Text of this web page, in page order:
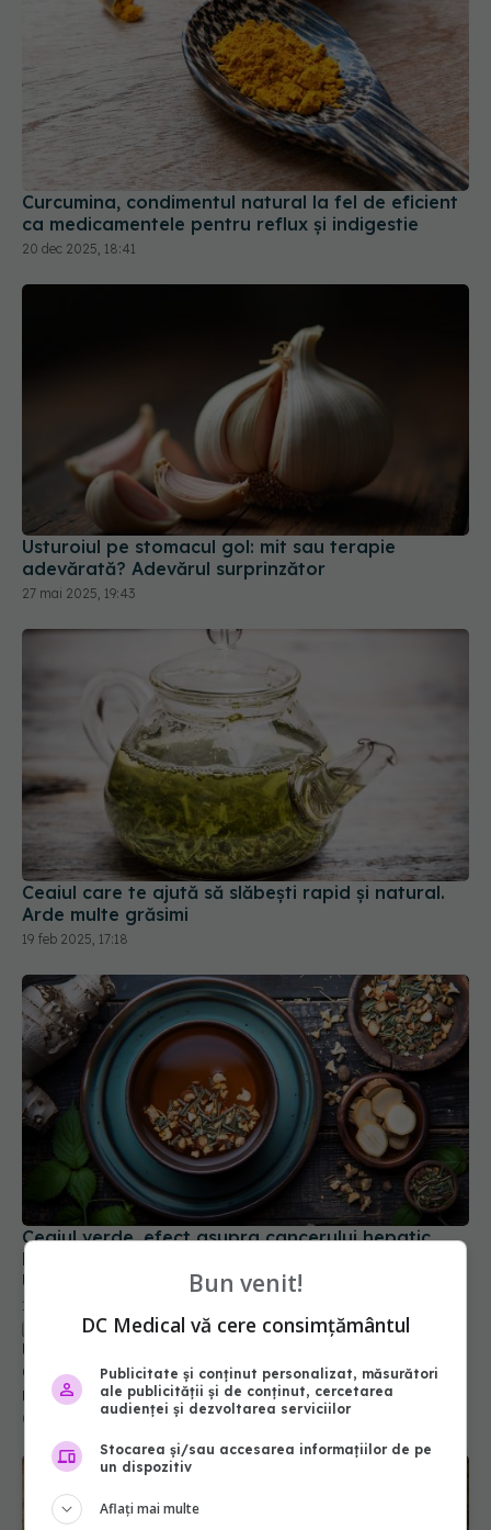
Curcumina, condimentul natural la fel de eficient
ca medicamentele pentru reflux și indigestie
20 dec 2025, 18:41
Usturoiul pe stomacul gol: mit sau terapie
adevărată? Adevărul surprinzător
27 mai 2025, 19:43
Ceaiul care te ajută să slăbești rapid și natural.
Arde multe grăsimi
19 feb 2025, 17:18
Ceaiul verde, efect asupra cancerului hepatic.
Descoperiri cheie dintr-un studiu medical de la
Universitatea Hiroshima
16 mai 2025, 13:06
Uleiul care reduce inflamația din organism.
Cercetătorii spun că ar putea fi secretul unei vieți
mai sănătoase
07 iul 2025, 14:23
Bun venit!
DC Medical vă cere consimțământul
Publicitate și conținut personalizat, măsurători
ale publicității și de conținut, cercetarea
audienței și dezvoltarea serviciilor
Stocarea și/sau accesarea informațiilor de pe
un dispozitiv
Aflați mai multe